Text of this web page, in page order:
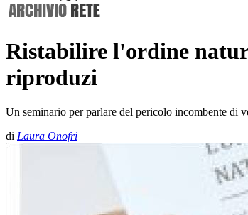
Ristabilire l'ordine
riproduzi
Un seminario per parlare del pericolo incombente di
di Laura Onofri